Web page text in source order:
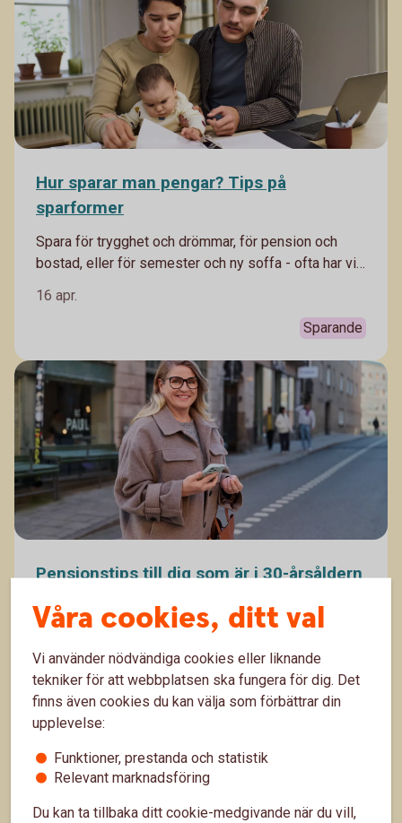
Hur sparar man pengar? Tips på
sparformer
Spara för trygghet och drömmar, för pension och
bostad, eller för semester och ny soffa - ofta har vi
vara klokt att spara i olika sparformer. Häng med,
Madelén Falkenhäll, Swedbanks ekonom för
16 apr.
Sparande
Pensionstips till dig som är i 30-årsåldern
Många som är i 30-årsåldern har hunnit jobba ett
antal år, och även om pensionen ännu inte är nära,
finns den nog mer på radarn än den gjorde i 20-
årsåldern. Här är pensionstipsen till dig som 30-
åring.
11 feb.
Pension
Sparande
Våra cookies, ditt val
Vi använder nödvändiga cookies eller liknande
tekniker för att webbplatsen ska fungera för dig. Det
finns även cookies du kan välja som förbättrar din
upplevelse:
Funktioner, prestanda och statistik
Relevant marknadsföring
Du kan ta tillbaka ditt cookie-medgivande när du vill,